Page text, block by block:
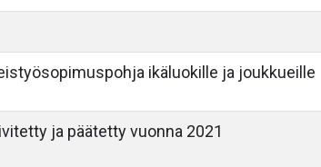
ikäluokille ja joukkueille
ja päätetty vuonna 2021